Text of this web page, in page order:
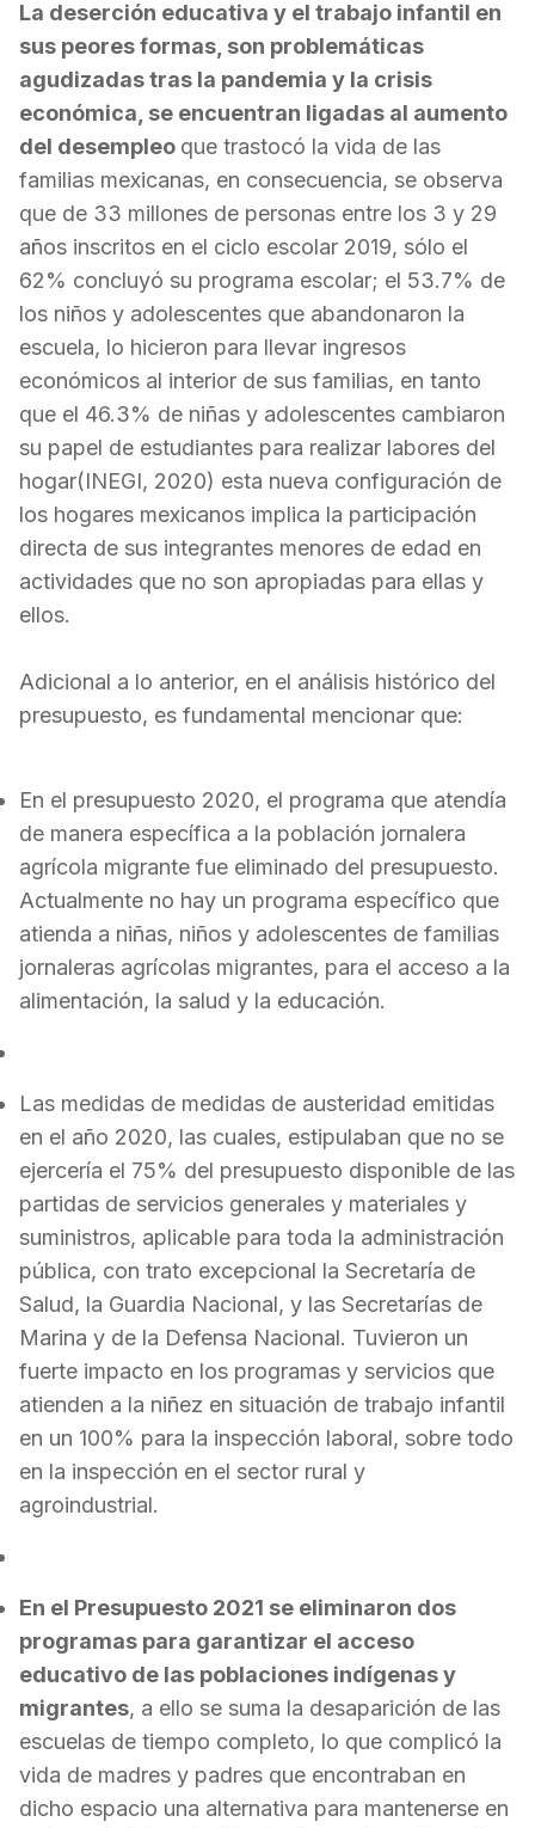
La deserción educativa y el trabajo infantil en
sus peores formas, son problemáticas
agudizadas tras la pandemia y la crisis
económica, se encuentran ligadas al aumento
del desempleo que trastocó la vida de las
familias mexicanas, en consecuencia, se observa
que de 33 millones de personas entre los 3 y 29
años inscritos en el ciclo escolar 2019, sólo el
62% concluyó su programa escolar; el 53.7% de
los niños y adolescentes que abandonaron la
escuela, lo hicieron para llevar ingresos
económicos al interior de sus familias, en tanto
que el 46.3% de niñas y adolescentes cambiaron
su papel de estudiantes para realizar labores del
hogar(INEGI, 2020) esta nueva configuración de
los hogares mexicanos implica la participación
directa de sus integrantes menores de edad en
actividades que no son apropiadas para ellas y
ellos.
Adicional a lo anterior, en el análisis histórico del
presupuesto, es fundamental mencionar que:
En el presupuesto 2020, el programa que atendía
de manera específica a la población jornalera
agrícola migrante fue eliminado del presupuesto.
Actualmente no hay un programa específico que
atienda a niñas, niños y adolescentes de familias
jornaleras agrícolas migrantes, para el acceso a la
alimentación, la salud y la educación.
Las medidas de medidas de austeridad emitidas
en el año 2020, las cuales, estipulaban que no se
ejercería el 75% del presupuesto disponible de las
partidas de servicios generales y materiales y
suministros, aplicable para toda la administración
pública, con trato excepcional la Secretaría de
Salud, la Guardia Nacional, y las Secretarías de
Marina y de la Defensa Nacional. Tuvieron un
fuerte impacto en los programas y servicios que
atienden a la niñez en situación de trabajo infantil
en un 100% para la inspección laboral, sobre todo
en la inspección en el sector rural y
agroindustrial.
En el Presupuesto 2021 se eliminaron dos
programas para garantizar el acceso
educativo de las poblaciones indígenas y
migrantes, a ello se suma la desaparición de las
escuelas de tiempo completo, lo que complicó la
vida de madres y padres que encontraban en
dicho espacio una alternativa para mantenerse en